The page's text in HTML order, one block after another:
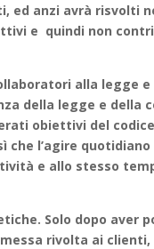
ed anzi avrà risvolti
e quindi non
alla legge
della legge e della
obiettivi del
che l’agire
e allo stesso
Solo dopo aver
rivolta ai